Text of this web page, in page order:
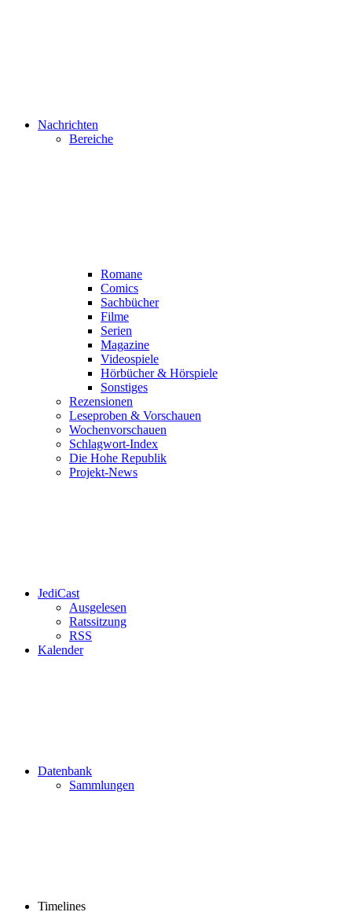
Nachrichten
Bereiche
Romane
Comics
Sachbücher
Filme
Serien
Magazine
Videospiele
Hörbücher & Hörspiele
Sonstiges
Rezensionen
Leseproben & Vorschauen
Wochenvorschauen
Schlagwort-Index
Die Hohe Republik
Projekt-News
JediCast
Ausgelesen
Ratssitzung
RSS
Kalender
Datenbank
Sammlungen
Timelines